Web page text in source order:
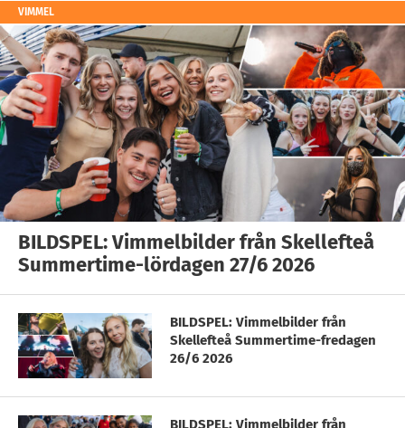
VIMMEL
BILDSPEL: Vimmelbilder från Skellefteå
Summertime-lördagen 27/6 2026
BILDSPEL: Vimmelbilder från
Skellefteå Summertime-fredagen
26/6 2026
BILDSPEL: Vimmelbilder från